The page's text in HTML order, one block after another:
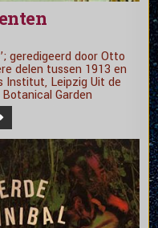
geredigeerd door Otto
delen tussen 1913 en
Institut, Leipzig Uit de
Garden